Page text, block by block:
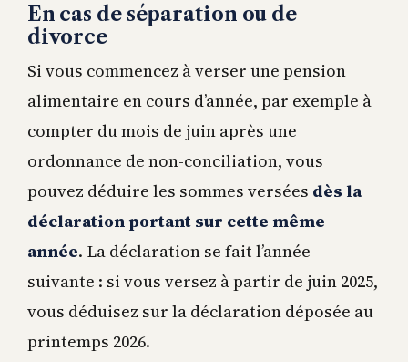
En cas de séparation ou de
divorce
Si vous commencez à verser une pension
alimentaire en cours d’année, par exemple à
compter du mois de juin après une
ordonnance de non-conciliation, vous
pouvez déduire les sommes versées dès la
déclaration portant sur cette même
année. La déclaration se fait l’année
suivante : si vous versez à partir de juin 2025,
vous déduisez sur la déclaration déposée au
printemps 2026.